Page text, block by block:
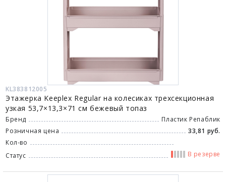
KL383812005
Этажерка Keeplex Regular на колесиках трехсекционная
узкая 53,7×13,3×71 см бежевый топаз
Бренд
Пластик Репаблик
Розничная цена
33,81 руб.
Кол-во
Статус
В резерве